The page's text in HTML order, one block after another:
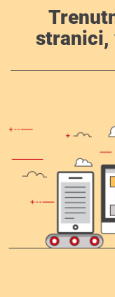
stranici,